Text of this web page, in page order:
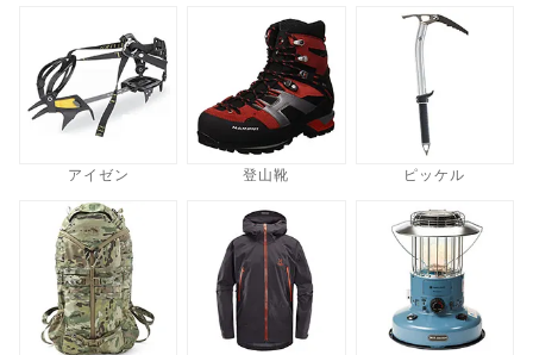
アイゼン 登山靴 ピッケル